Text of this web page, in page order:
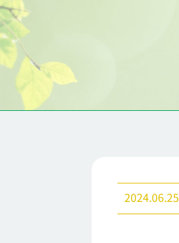
2024.06.25